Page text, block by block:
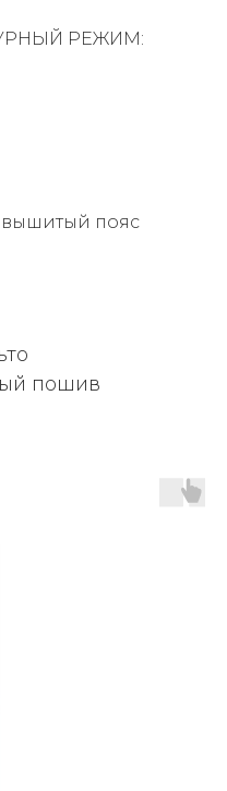
РЕЖИМ:
пояс
пошив